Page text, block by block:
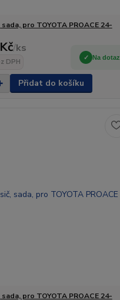
pro TOYOTA PROACE 24-
/ks
DPH
Na dotaz
Přidat do košíku
pro TOYOTA PROACE 24-